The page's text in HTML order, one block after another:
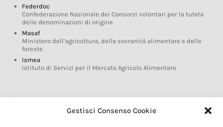
Gestisci Consenso Cookie
Federdoc
Confederazione Nazionale dei Consorzi volontari per la tutela
delle denominazioni di origine
Masaf
Ministero dell’agricoltura, della sovranità alimentare e delle
foreste
Ismea
Istituto di Servizi per il Mercato Agricolo Alimentare
Glossario DOP IGP